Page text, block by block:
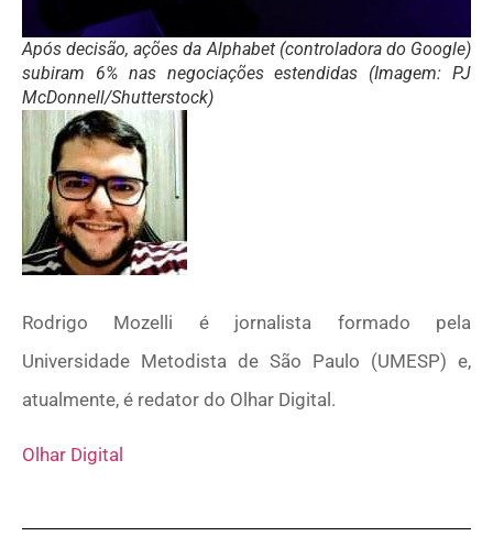
Após decisão, ações da Alphabet (controladora do Google)
subiram 6% nas negociações estendidas (Imagem: PJ
McDonnell/Shutterstock)
Rodrigo Mozelli é jornalista formado pela
Universidade Metodista de São Paulo (UMESP) e,
atualmente, é redator do Olhar Digital.
Olhar Digital